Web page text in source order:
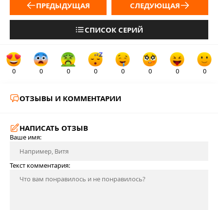
ПРЕДЫДУЩАЯ
СПИСОК СЕРИЙ
СЛЕДУЮЩАЯ
0 0 0 0 0 0 0 0
ОТЗЫВЫ И КОММЕНТАРИИ
НАПИСАТЬ ОТЗЫВ
Ваше имя:
Текст комментария: